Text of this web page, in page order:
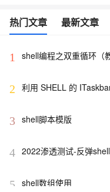
热门文章 最新文章
1 shell编程之双重循环（
2 利用 SHELL 的
3 shell脚本模版
4 2022渗透测试-反弹
5 shell数组使用